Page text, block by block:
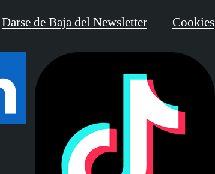
Darse de Baja del Newsletter Cookies